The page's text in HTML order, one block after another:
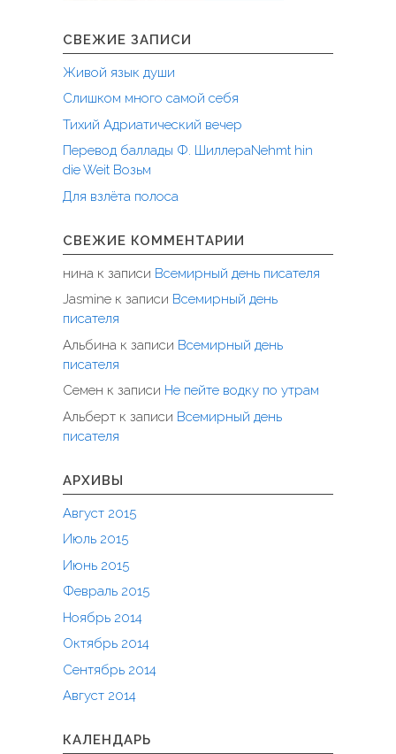
СВЕЖИЕ ЗАПИСИ
Живой язык души
Слишком много самой себя
Тихий Адриатический вечер
Перевод баллады Ф. ШиллераNehmt hin
die Weit Возьм
Для взлёта полоса
СВЕЖИЕ КОММЕНТАРИИ
нина к записи Всемирный день писателя
Jasmine к записи Всемирный день
писателя
Альбина к записи Всемирный день
писателя
Семен к записи Не пейте водку по утрам
Альберт к записи Всемирный день
писателя
АРХИВЫ
Август 2015
Июль 2015
Июнь 2015
Февраль 2015
Ноябрь 2014
Октябрь 2014
Сентябрь 2014
Август 2014
КАЛЕНДАРЬ